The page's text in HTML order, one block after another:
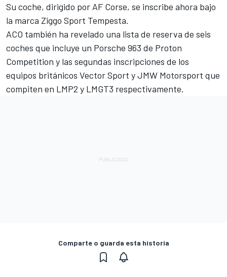
Su coche, dirigido por AF Corse, se inscribe ahora bajo
la marca Ziggo Sport Tempesta.
ACO también ha revelado una lista de reserva de seis
coches que incluye un Porsche 963 de Proton
Competition y las segundas inscripciones de los
equipos británicos Vector Sport y JMW Motorsport que
compiten en LMP2 y LMGT3 respectivamente.
Comparte o guarda esta historia